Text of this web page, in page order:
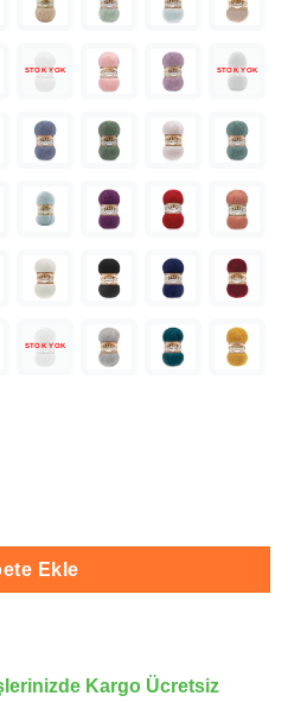
STOK YOK STOK YOK
STOK YOK
Örgü İpliği 541 adet
Ekle
Kargo Ücretsiz